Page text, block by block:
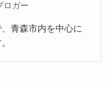
ロガー
青森市内を中心に